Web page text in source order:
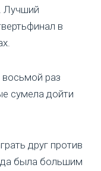
Лучший
в
раз
сумела дойти
друг против
была большим